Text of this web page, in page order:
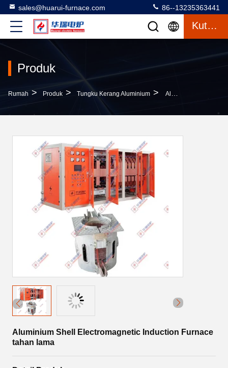
sales@huarui-furnace.com 86--13235363441
Kutipan
Produk
Rumah > Produk > Tungku Kerang Aluminium > Aluminium Shell Electromagnetic Induction Furnace Tahan Lama
Aluminium Shell Electromagnetic Induction Furnace
tahan lama